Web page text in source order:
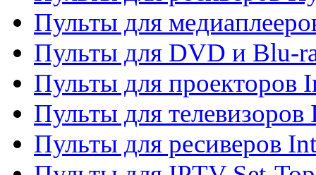
Пульты для
Пульты для DVD и Blu-
Пульты для проекторов
Пульты для
Пульты для ресиверов